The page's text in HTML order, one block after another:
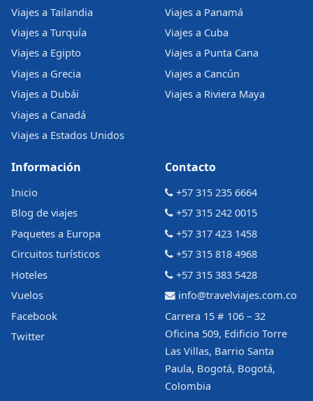
Viajes a Tailandia
Viajes a Turquía
Viajes a Egipto
Viajes a Grecia
Viajes a Dubái
Viajes a Canadá
Viajes a Estados Unidos
Viajes a Panamá
Viajes a Cuba
Viajes a Punta Cana
Viajes a Cancún
Viajes a Riviera Maya
Información
Inicio
Blog de viajes
Paquetes a Europa
Circuitos turísticos
Hoteles
Vuelos
Facebook
Twitter
Contacto
+57 315 235 6664
+57 315 242 0015
+57 317 423 1458
+57 315 818 4968
+57 315 383 5428
info@travelviajes.com.co
Carrera 15 # 106 – 32
Oficina 509, Edificio Torre
Las Villas, Barrio Santa
Paula, Bogotá, Bogotá,
Colombia